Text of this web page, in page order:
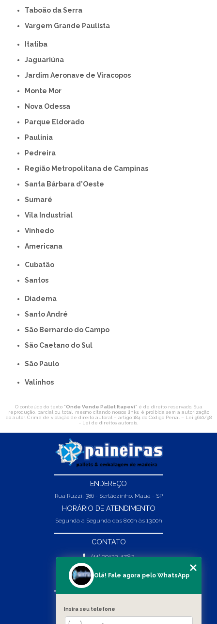
Taboão da Serra
Vargem Grande Paulista
Itatiba
Jaguariúna
Jardim Aeronave de Viracopos
Monte Mor
Nova Odessa
Parque Eldorado
Paulínia
Pedreira
Região Metropolitana de Campinas
Santa Bárbara d'Oeste
Sumaré
Vila Industrial
Vinhedo
americana
Cubatão
Santos
Diadema
Santo André
São Bernardo do Campo
São Caetano do Sul
São Paulo
Valinhos
O conteúdo do texto "Onde Vende Pallet Itapevi" é de direito reservado. Sua
reprodução, parcial ou total, mesmo citando nossos links, é proibida sem a autorização
do autor. Crime de violação de direito autoral – artigo 184 do Código Penal – Lei 9610/98
- Lei de direitos autorais.
ENDEREÇO
Rua Ruzzi, 386 - Sertãozinho, Mauá - SP
HORÁRIO DE ATENDIMENTO
Segunda a Segunda das 8:00h às 13:00h
CONTATO
(11) 99132-1783
(11) 99132-1783
vendas@abpaineiras.com.br
Olá! Fale agora pelo WhatsApp
Insira seu telefone